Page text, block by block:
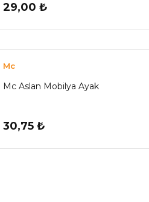
29,00 ₺
Mc
Mc Aslan Mobilya Ayak
30,75 ₺